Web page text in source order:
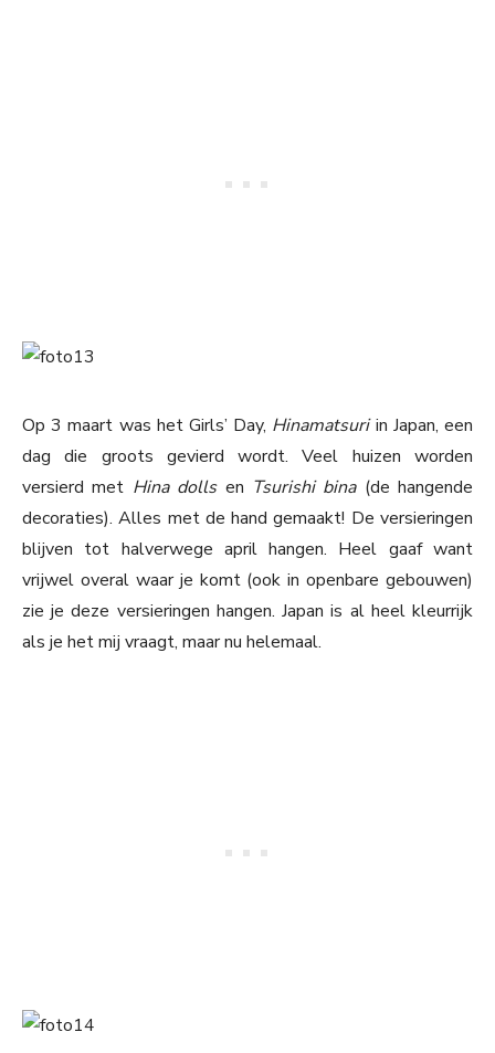
Op 3 maart was het Girls’ Day, Hinamatsuriin Japan, een
dag die groots gevierd wordt. Veel huizen worden
versierd met Hina dollsen Tsurishi bina (de hangende
decoraties). Alles met de hand gemaakt! De versieringen
blijven tot halverwege april hangen. Heel gaaf want
vrijwel overal waar je komt (ook in openbare gebouwen)
zie je deze versieringen hangen. Japan is al heel kleurrijk
als je het mij vraagt, maar nu helemaal.